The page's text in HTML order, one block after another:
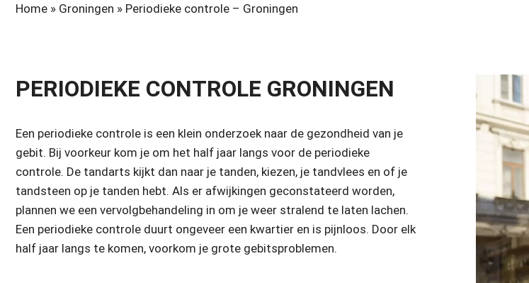
Home » Groningen » Periodieke controle – Groningen
PERIODIEKE CONTROLE GRONINGEN
Een periodieke controle is een klein onderzoek naar de gezondheid van je
gebit. Bij voorkeur kom je om het half jaar langs voor de periodieke
controle. De tandarts kijkt dan naar je tanden, kiezen, je tandvlees en of je
tandsteen op je tanden hebt. Als er afwijkingen geconstateerd worden,
plannen we een vervolgbehandeling in om je weer stralend te laten lachen.
Een periodieke controle duurt ongeveer een kwartier en is pijnloos. Door elk
half jaar langs te komen, voorkom je grote gebitsproblemen.